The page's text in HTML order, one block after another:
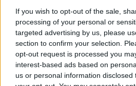
If you wish to opt-out of the sale,
processing of your personal or
targeted advertising by us, please
section to confirm your selection.
opt-out request is processed you
interest-based ads based on
us or personal information